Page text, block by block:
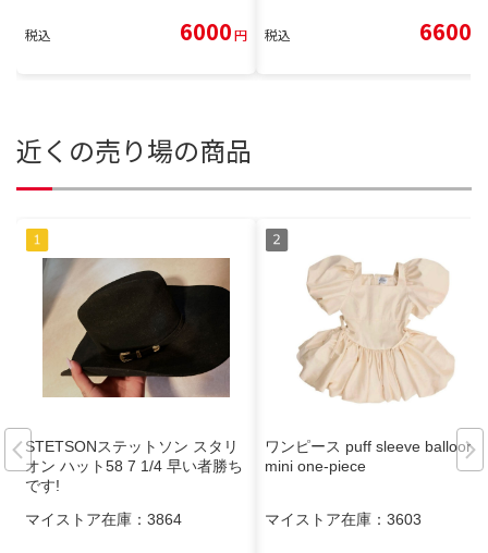
税込 6000円 税込 6600
近くの売り場の商品
STETSONステットソン スタリ
オン ハット58 7 1/4 早い者勝ち
です!
マイストア在庫： 3864
ワンピース puff sleeve balloon
mini one-piece
マイストア在庫： 3603